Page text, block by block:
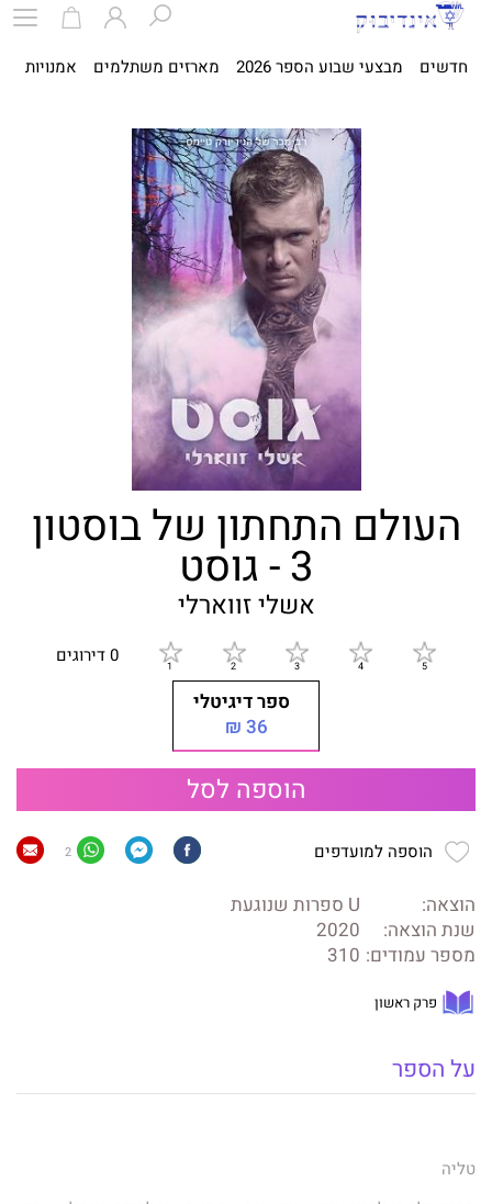
חדשים מבצעי שבוע הספר 2026 מארזים משתלמים אמנויות
העולם התחתון של בוסטון
3 - גוסט
אשלי זווארלי
0 דירוגים
ספר דיגיטלי
36 ₪
הוספה לסל
הוספה למועדפים 2
הוצאה:
U ספרות שנוגעת
שנת הוצאה:
2020
מספר עמודים: 310
פרק ראשון
על הספר
טליה